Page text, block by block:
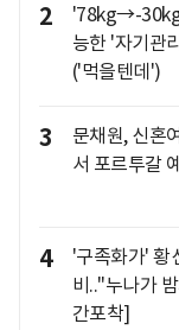
2
'78kg→-30kg
능한 '자기관
('먹을텐데')
3
문채원, 신혼
서 포르투갈
4
'구족화가' 황
비.."누나가
간포착]